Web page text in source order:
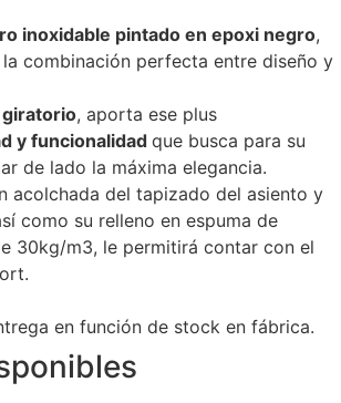
inoxidable pintado en epoxi negro,
combinación perfecta entre diseño y
, aporta ese plus
y funcionalidad que busca para su
de lado la máxima elegancia.
acolchada del tapizado del asiento y
como su relleno en espuma de
30kg/m3, le permitirá contar con el
en función de stock en fábrica.